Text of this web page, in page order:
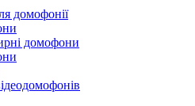
домофонії
домофони